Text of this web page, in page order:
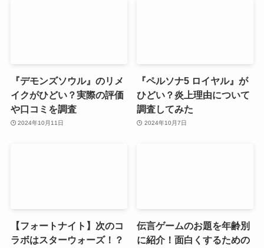
『デモンズソウル』のリメ
イクがひどい？実際の評価
や口コミを調査
2024年10月11日
『ペルソナ5 ロイヤル』が
ひどい？炎上理由について
調査してみた
2024年10月7日
【フォートナイト】次のコ
ラボはスターウォーズ！？
伝言ゲームのお題を年齢別
に紹介！面白くするための